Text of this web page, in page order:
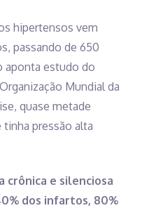
hipertensos vem
passando de 650
aponta estudo do
Mundial da
quase metade
tinha pressão alta
crônica e silenciosa
dos infartos, 80%